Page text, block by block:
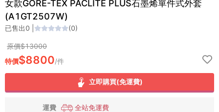
女款GORE-TEX PACLITE PLUS石墨烯單件式外套
(A1GT2507W)
已售出0 (0)
原價$13000
特價$8800/件
立即購買(免運費)
運費
全站免運費